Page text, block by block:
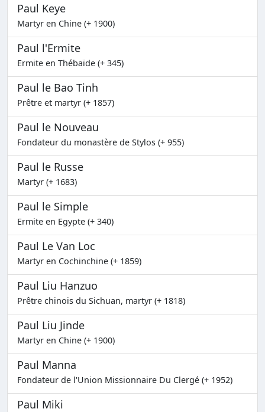
Paul Keye
Martyr en Chine (+ 1900)
Paul l'Ermite
Ermite en Thébaïde (+ 345)
Paul le Bao Tinh
Prêtre et martyr (+ 1857)
Paul le Nouveau
Fondateur du monastère de Stylos (+ 955)
Paul le Russe
Martyr (+ 1683)
Paul le Simple
Ermite en Egypte (+ 340)
Paul Le Van Loc
Martyr en Cochinchine (+ 1859)
Paul Liu Hanzuo
Prêtre chinois du Sichuan, martyr (+ 1818)
Paul Liu Jinde
Martyr en Chine (+ 1900)
Paul Manna
Fondateur de l'Union Missionnaire Du Clergé (+ 1952)
Paul Miki